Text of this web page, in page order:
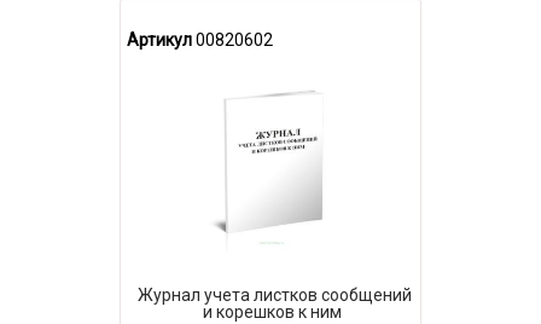
Артикул00820602
Журнал учета листков сообщений
и корешков к ним